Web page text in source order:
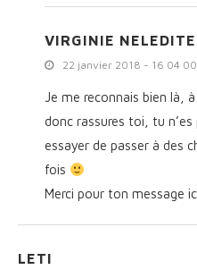
VIRGINIE
22 janvier 2018 - 16 04
Je me reconnais bien là,
donc rassures toi, tu
essayer de passer à des
fois
Merci pour ton message
LETI